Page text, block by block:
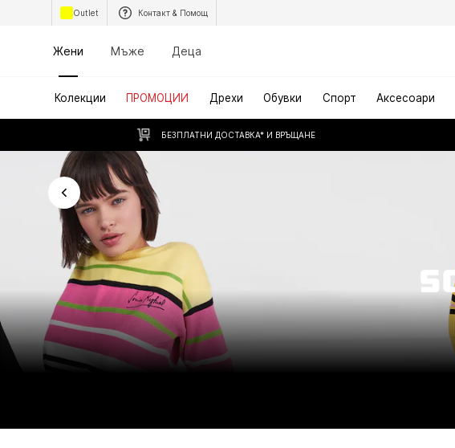
Outlet Контакт & Помощ
Жени Мъже Деца
Колекции ПРОМОЦИИ Дрехи Обувки Спорт Аксесоари
БЕЗПЛАТНИ ДОСТАВКА* И ВРЪЩАНЕ